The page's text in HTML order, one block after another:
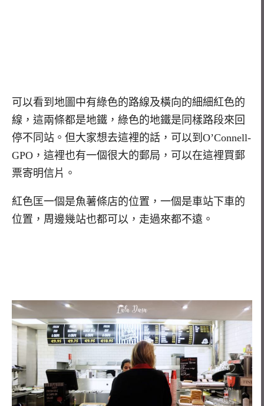
可以看到地圖中有綠色的路線及橫向的細細紅色的
線，這兩條都是地鐵，綠色的地鐵是同樣路段來回
停不同站。但大家想去這裡的話，可以到O’Connell-
GPO，這裡也有一個很大的郵局，可以在這裡買郵
票寄明信片。
紅色匡一個是魚薯條店的位置，一個是車站下車的
位置，周邊幾站也都可以，走過來都不遠。